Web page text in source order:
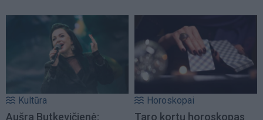
Kultūra
Aušra Butkevičienė:
Horoskopai
Taro kortų horoskopas